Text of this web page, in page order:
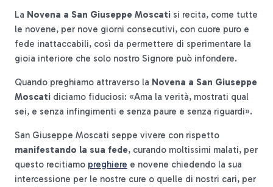
La Novena a San Giuseppe Moscati si recita, come tutte
le novene, per nove giorni consecutivi, con cuore puro e
fede inattaccabili, così da permettere di sperimentare la
gioia interiore che solo nostro Signore può infondere.
Quando preghiamo attraverso la Novena a San Giuseppe
Moscati diciamo fiduciosi: «Ama la verità, mostrati qual
sei, e senza infingimenti e senza paure e senza riguardi».
San Giuseppe Moscati seppe vivere con rispetto
manifestando la sua fede, curando moltissimi malati, per
questo recitiamo preghiere e novene chiedendo la sua
intercessione per le nostre cure o quelle di nostri cari, per